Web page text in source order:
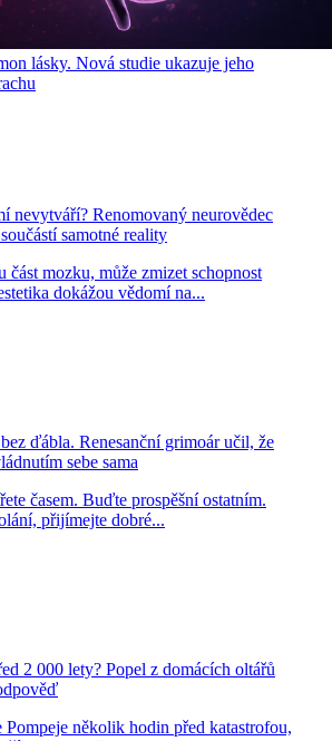
lásky. Nová studie ukazuje jeho
nevytváří? Renomovaný neurovědec
samotné reality
mozku, může zmizet schopnost
dokážou vědomí na...
ďábla. Renesanční grimoár učil, že
sebe sama
časem. Buďte prospěšní ostatním.
přijímejte dobré...
2 000 lety? Popel z domácích oltářů
několik hodin před katastrofou,